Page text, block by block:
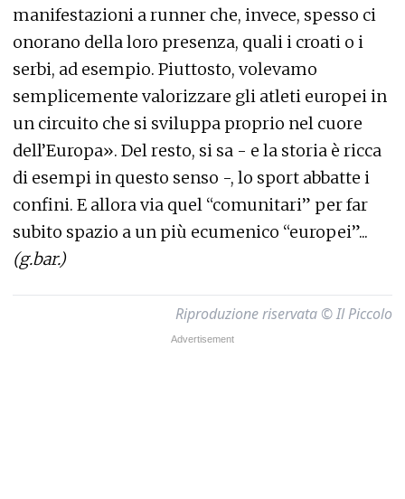
manifestazioni a runner che, invece, spesso ci
onorano della loro presenza, quali i croati o i
serbi, ad esempio. Piuttosto, volevamo
semplicemente valorizzare gli atleti europei in
un circuito che si sviluppa proprio nel cuore
dell’Europa». Del resto, si sa - e la storia è ricca
di esempi in questo senso -, lo sport abbatte i
confini. E allora via quel “comunitari” per far
subito spazio a un più ecumenico “europei”...
(g.bar.)
Riproduzione riservata © Il Piccolo